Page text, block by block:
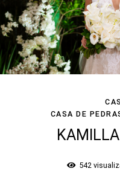
CASA DE
542